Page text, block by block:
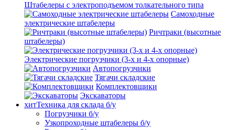
Штабелеры с электроподъемом толкательного типа
Самоходные
электрические штабелеры
Ричтраки (высотные
штабелеры)
Электрические погрузчики (3-х и 4-х опорные)
Автопогрузчики
Тягачи складские
Комплектовщики
Экскаваторы
хитТехника для склада б/у
Погрузчики б/у
Узкопроходные штабелеры б/у